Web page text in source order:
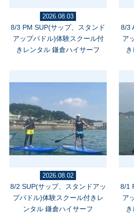
2026.08.03
8/3 PM SUP(サップ、スタンド
アップパドル)体験スクール付
きレンタル 鎌倉ハイサーフ
8/3
ア
2026.08.02
8/2 SUP(サップ、スタンドアッ
プパドル)体験スクール付きレ
ンタル 鎌倉ハイサーフ
8/1
ア